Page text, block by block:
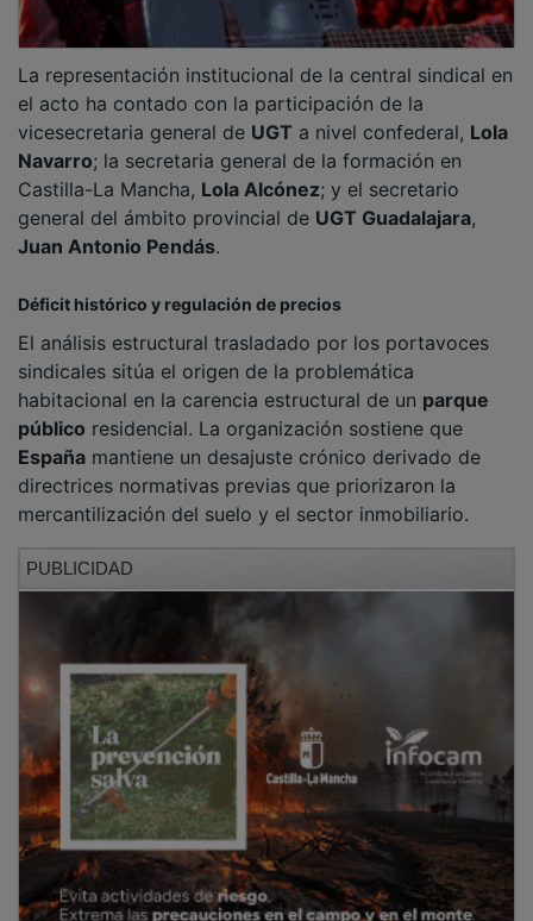
el acto ha contado con la participación de la
vicesecretaria general de UGTa nivel confederal,
Navarro ; la secretaria general de la formación en
Castilla-La Mancha,Lola Alcónez ; y el secretario
general del ámbito provincial deUGT Guadalajara
Juan Antonio Pendás.
sindicales sitúa el origen de la problemática
habitacional en la carencia estructural de un
públicoresidencial. La organización sostiene que
España mantiene un desajuste crónico derivado de
directrices normativas previas que priorizaron la
mercantilización del suelo y el sector inmobiliario.